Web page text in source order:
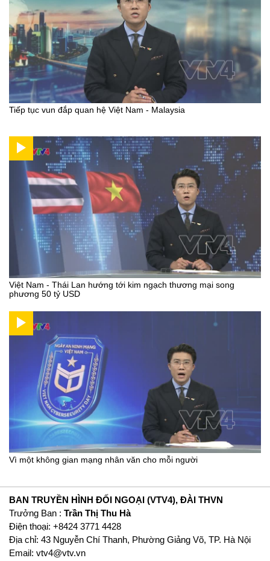
Tiếp tục vun đắp quan hệ Việt Nam - Malaysia
Việt Nam - Thái Lan hướng tới kim ngạch thương mại song
phương 50 tỷ USD
Vì một không gian mạng nhân văn cho mỗi người
BAN TRUYỀN HÌNH ĐỐI NGOẠI (VTV4), ĐÀI THVN
Trưởng Ban : Trần Thị Thu Hà
Ðiện thoại: +8424 3771 4428
Địa chỉ: 43 Nguyễn Chí Thanh, Phường Giảng Võ, TP. Hà Nội
Email: vtv4@vtv.vn